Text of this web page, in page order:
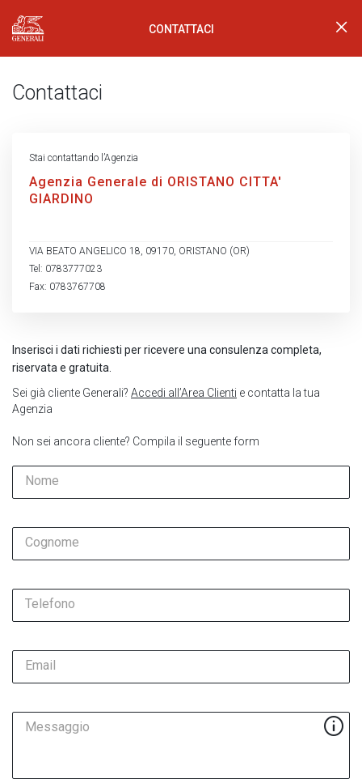
Generali Logo CONTATTACI
Contattaci
Inserisci i dati richiesti per ricevere una consulenza completa,
riservata e gratuita.
Sei già cliente Generali? Accedi all’Area Clienti e contatta la tua
Agenzia
Non sei ancora cliente? Compila il seguente form
Nome
Cognome
Telefono
Email
Messaggio
Stai contattando l’Agenzia
Agenzia Generale di ORISTANO CITTA'
GIARDINO
VIA BEATO ANGELICO 18, 09170, ORISTANO (OR)
Tel: 0783777023
Fax: 0783767708